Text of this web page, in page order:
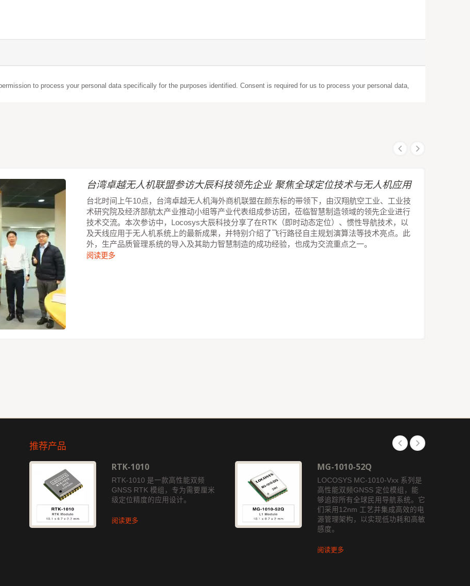
to process your personal data specifically for the purposes identified. Consent is required for us to process your personal data,
台湾卓越无人机联盟参访大辰科技领先企业 聚焦全球定位技术与无人机应用
台北时间上午10点，台湾卓越无人机海外商机联盟在颜东标的带领下，由汉翔航空工业、工业技
术研究院及经济部航太产业推动小组等产业代表组成参访团，莅临智慧制造领域的领先企业进行
技术交流。本次参访中，Locosys大辰科技分享了在RTK（即时动态定位）、惯性导航技术，以
及天线应用于无人机系统上的最新成果，并特别介绍了飞行路径自主规划演算法等技术亮点。此
外，生产品质管理系统的导入及其助力智慧制造的成功经验，也成为交流重点之一。
阅读更多
推荐产品
RTK-1010
RTK-1010 是一款高性能双频
GNSS RTK 模组，专为需要厘米
级定位精度的应用设计。
阅读更多
MG-1010-52Q
LOCOSYS MC-1010-Vxx 系列是
高性能双频GNSS 定位模组，能
够追踪所有全球民用导航系统。它
们采用12nm 工艺并集成高效的电
源管理架构，以实现低功耗和高敏
感度。
阅读更多